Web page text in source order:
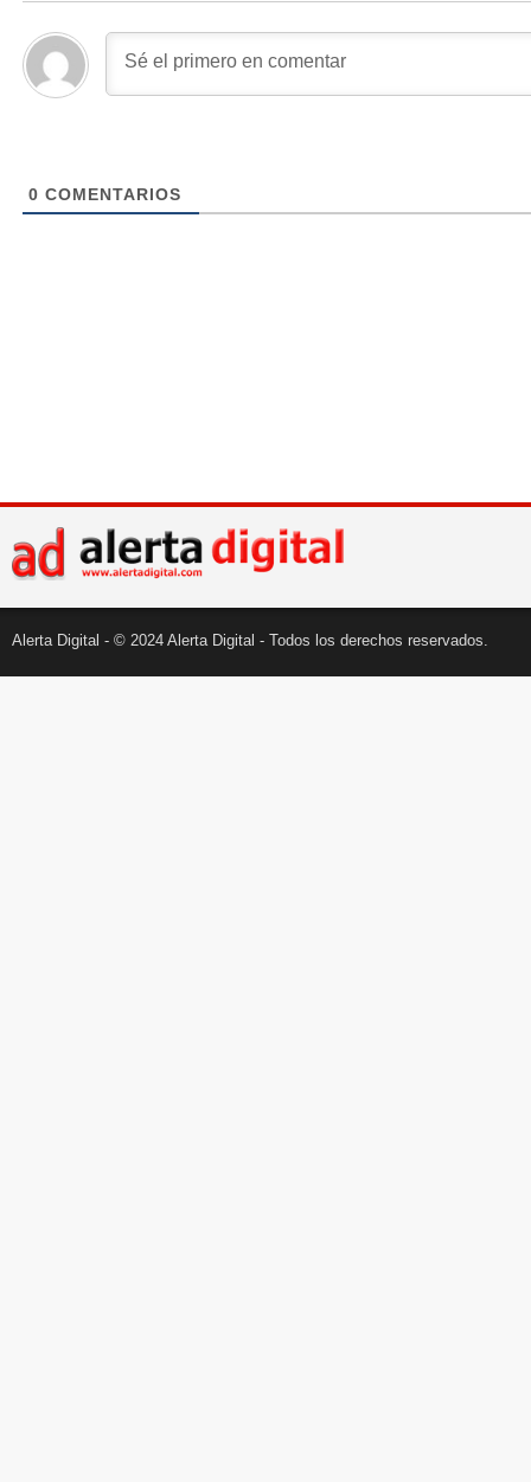
0 COMENTARIOS
Alerta Digital - © 2024 Alerta Digital - Todos los derechos reservados.